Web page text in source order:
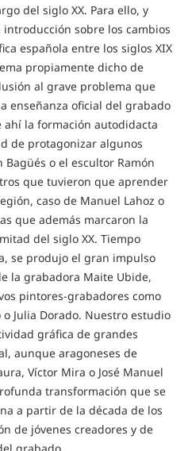
del siglo XX. Para ello, y
sobre los cambios
española entre los siglos XIX
propiamente dicho de
al grave problema que
enseñanza oficial del grabado
ahí la formación autodidacta
de protagonizar algunos
o el escultor Ramón
que tuvieron que aprender
caso de Manuel Lahoz o
que además marcaron la
del siglo XX. Tiempo
se produjo el gran impulso
la grabadora Maite Ubide,
pintores-grabadores como
o Julia Dorado. Nuestro estudio
gráfica de grandes
aunque aragoneses de
Víctor Mira o José Manuel
transformación que se
a partir de la década de los
de jóvenes creadores y de